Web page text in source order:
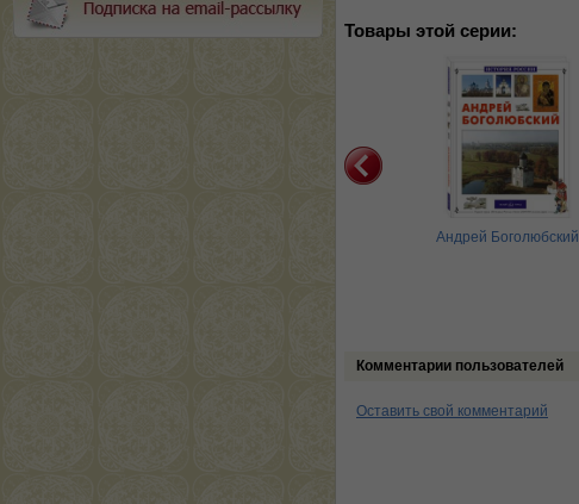
Товары этой серии:
Андрей Боголюбский
Комментарии пользователей
Оставить свой комментарий